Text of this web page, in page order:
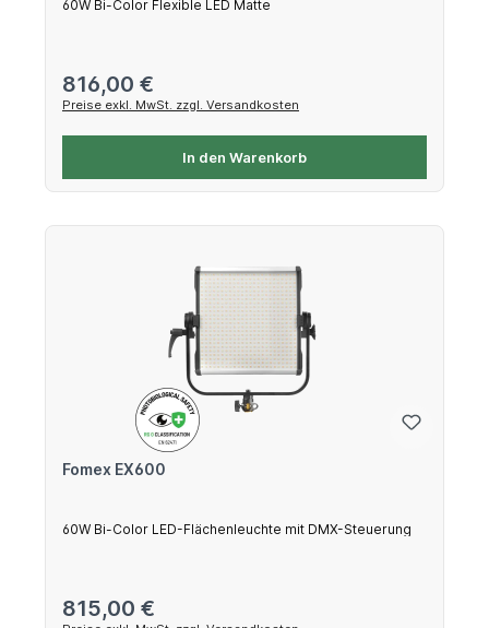
60W Bi-Color Flexible LED Matte
Regulärer Preis:
816,00 €
Preise exkl. MwSt. zzgl. Versandkosten
In den Warenkorb
Fomex EX600
60W Bi-Color LED-Flächenleuchte mit DMX-Steuerung
Regulärer Preis:
815,00 €